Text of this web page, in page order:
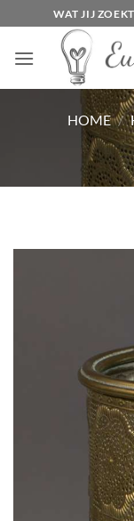
naar
inhoud
WAT JIJ
HOME /